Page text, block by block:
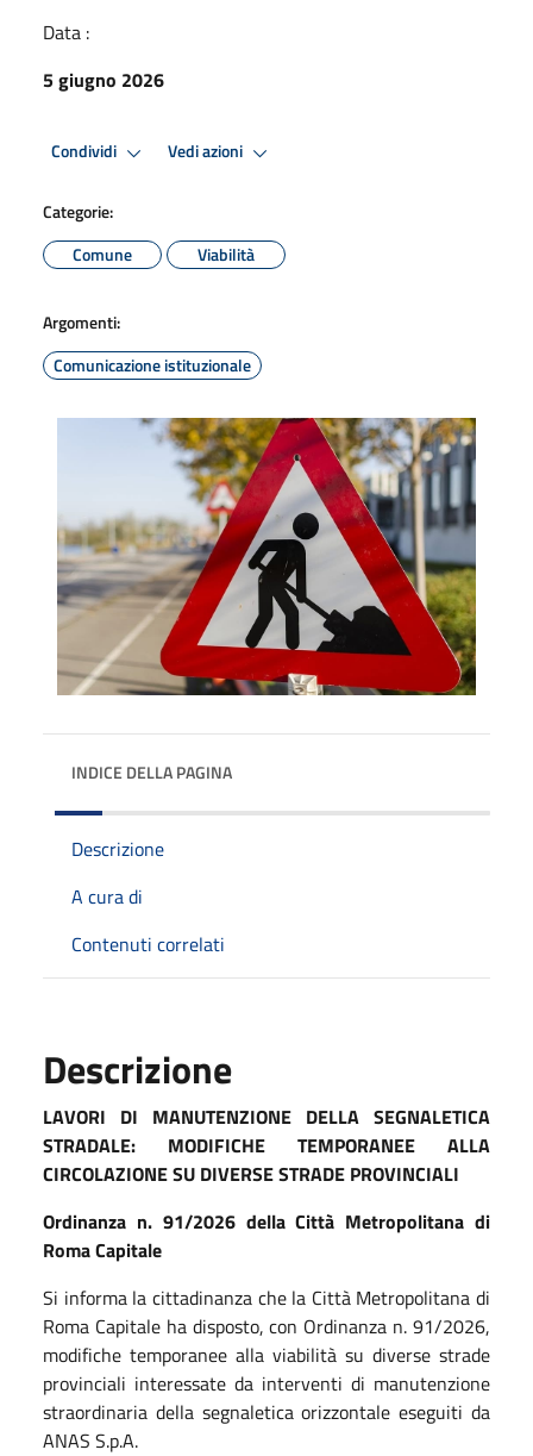
Data :
5 giugno 2026
Condividi Vedi azioni
Categorie:
Comune
Viabilità
Argomenti:
Comunicazione istituzionale
INDICE DELLA PAGINA
Descrizione
A cura di
Contenuti correlati
Descrizione
LAVORI DI MANUTENZIONE DELLA SEGNALETICA
STRADALE: MODIFICHE TEMPORANEE ALLA
CIRCOLAZIONE SU DIVERSE STRADE PROVINCIALI
Ordinanza n. 91/2026 della Città Metropolitana di
Roma Capitale
Si informa la cittadinanza che la Città Metropolitana di
Roma Capitale ha disposto, con Ordinanza n. 91/2026,
modifiche temporanee alla viabilità su diverse strade
provinciali interessate da interventi di manutenzione
straordinaria della segnaletica orizzontale eseguiti da
ANAS S.p.A.